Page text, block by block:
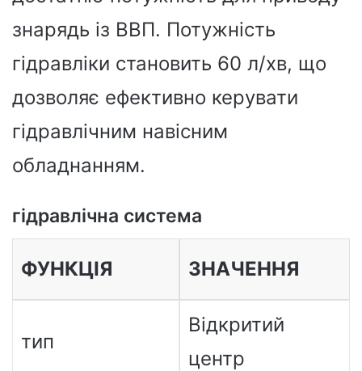
знарядь із ВВП. Потужність
гідравліки становить 60 л/хв, що
дозволяє ефективно керувати
гідравлічним навісним
обладнанням.
гідравлічна система
ФУНКЦІЯ ЗНАЧЕННЯ
тип
Відкритий
центр